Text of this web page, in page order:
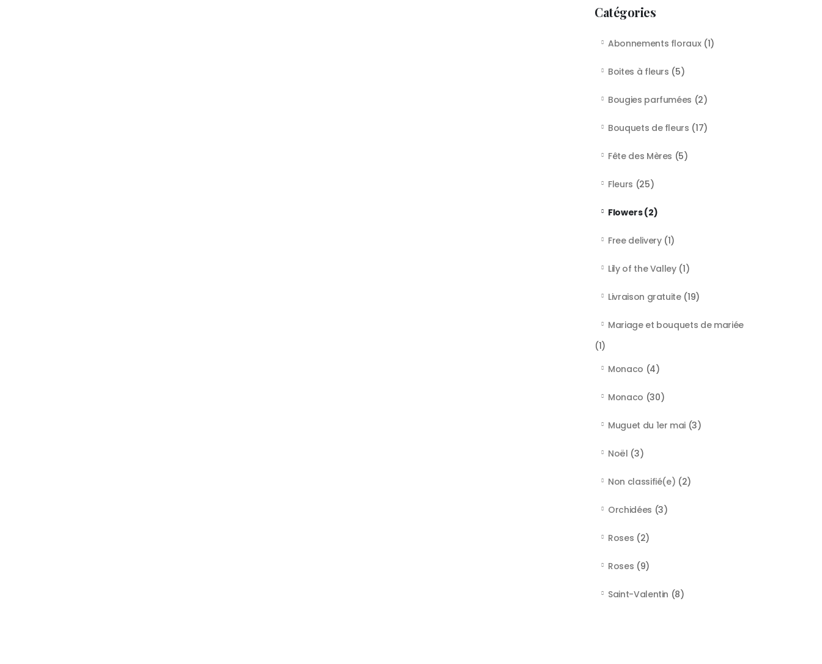
Catégories
Abonnements floraux(1)
Boites à fleurs (5)
Bougies parfumées (2)
Bouquets de fleurs (17)
Fête des Mères (5)
Fleurs (25)
Flowers(2)
Free delivery(1)
Lily of the Valley(1)
Livraison gratuite(19)
Mariage et bouquets de mariée
(1)
Monaco (4)
Monaco (30)
Muguet du 1er mai (3)
Noël (3)
Non classifié(e) (2)
Orchidées (3)
Roses (2)
Roses (9)
Saint-Valentin (8)